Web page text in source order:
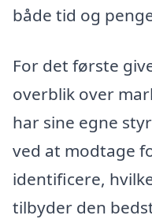
både tid og
For det første
overblik over
har sine egne
ved at modtage
identificere,
tilbyder den